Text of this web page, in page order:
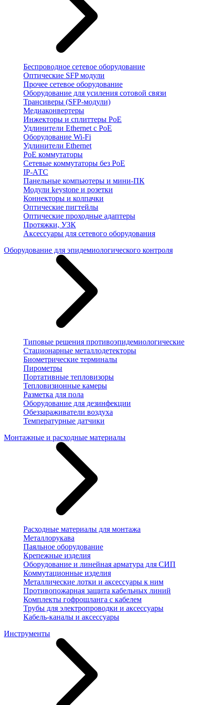
Беспроводное сетевое оборудование
Оптические SFP модули
Прочее сетевое оборудование
Оборудование для усиления сотовой связи
Трансиверы (SFP-модули)
Медиаконвертеры
Инжекторы и сплиттеры PoE
Удлинители Ethernet с PoE
Оборудование Wi-Fi
Удлинители Ethernet
PoE коммутаторы
Сетевые коммутаторы без PoE
IP-АТС
Панельные компьютеры и мини-ПК
Модули keystone и розетки
Коннекторы и колпачки
Оптические пигтейлы
Оптические проходные адаптеры
Протяжки, УЗК
Аксессуары для сетевого оборудования
Оборудование для эпидемиологического контроля
Типовые решения противоэпидемиологические
Стационарные металлодетекторы
Биометрические терминалы
Пирометры
Портативные тепловизоры
Тепловизионные камеры
Разметка для пола
Оборудование для дезинфекции
Обеззараживатели воздуха
Температурные датчики
Монтажные и расходные материалы
Расходные материалы для монтажа
Металлорукава
Паяльное оборудование
Крепежные изделия
Оборудование и линейная арматура для СИП
Коммутационные изделия
Металлические лотки и аксессуары к ним
Противопожарная защита кабельных линий
Комплекты гофрошланга с кабелем
Трубы для электропроводки и аксессуары
Кабель-каналы и аксессуары
Инструменты